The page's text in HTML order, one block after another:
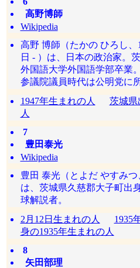
高野博師
Wikipedia
高野 博師（たかの ひろし、
日 - ）は、日本の政治家。
外国語大学外国語学部卒業
参議院議員時代は公明党に
1947年生まれの人
茨城県
人
7
豊田泰光
Wikipedia
豊田 泰光（とよだ やすみつ
は、茨城県久慈郡大子町出
球解説者。
2月12日生まれの人
1935
身の1935年生まれの人
8
矢田部理